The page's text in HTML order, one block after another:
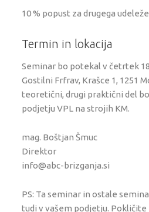
10 % popust za drugega
Termin in lokacija
Seminar bo potekal v četrtek
Gostilni Frfrav, Krašce 1, 1251
teoretični, drugi praktični del
podjetju VPL na strojih KM.
mag. Boštjan Šmuc
Direktor
info@abc-brizganja.si
PS: Ta seminar in ostale
tudi v vašem podjetju.